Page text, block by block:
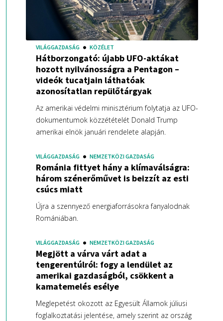
VILÁGGAZDASÁG KÖZÉLET
Hátborzongató: újabb UFO-aktákat
hozott nyilvánosságra a Pentagon –
videók tucatjain láthatóak
azonosítatlan repülőtárgyak
Az amerikai védelmi minisztérium folytatja az UFO-
dokumentumok közzétételét Donald Trump
amerikai elnök januári rendelete alapján.
VILÁGGAZDASÁG NEMZETKÖZI GAZDASÁG
Románia fittyet hány a klímaválságra:
három szénerőművet is beizzít az esti
csúcs miatt
Újra a szennyező energiaforrásokra fanyalodnak
Romániában.
VILÁGGAZDASÁG NEMZETKÖZI GAZDASÁG
Megjött a várva várt adat a
tengerentúlról: fogy a lendület az
amerikai gazdaságból, csökkent a
kamatemelés esélye
Meglepetést okozott az Egyesült Államok júliusi
foglalkoztatási jelentése, amely szerint az ország